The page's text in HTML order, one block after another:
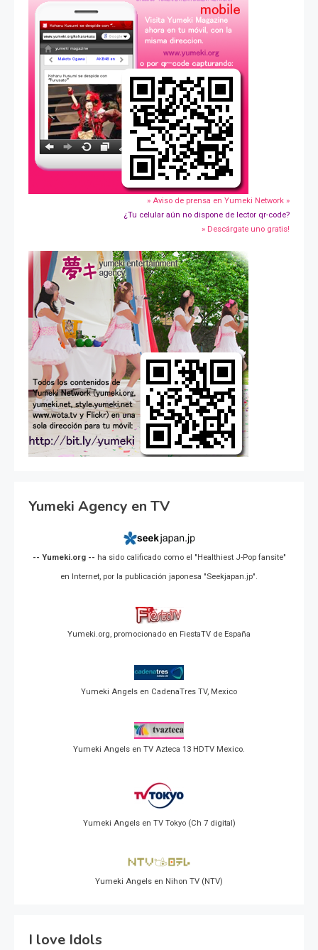
» Aviso de prensa en Yumeki Network »
¿Tu celular aún no dispone de lector qr-code?
» Descárgate uno gratis!
Yumeki Agency en TV
-- Yumeki.org -- ha sido calificado como el "Healthiest J-Pop fansite"
en Internet, por la publicación japonesa "Seekjapan.jp".
Yumeki.org, promocionado en FiestaTV de España
Yumeki Angels en CadenaTres TV, Mexico
Yumeki Angels en TV Azteca 13 HDTV Mexico.
Yumeki Angels en TV Tokyo (Ch 7 digital)
Yumeki Angels en Nihon TV (NTV)
I love Idols